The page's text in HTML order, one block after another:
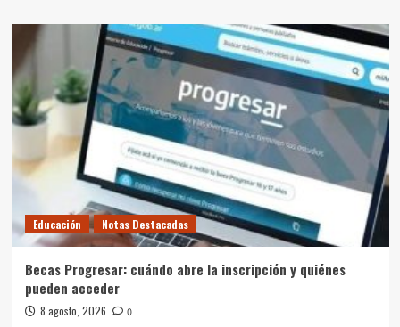
Educación Notas Destacadas
Becas Progresar: cuándo abre la inscripción y quiénes
pueden acceder
8 agosto, 2026 0